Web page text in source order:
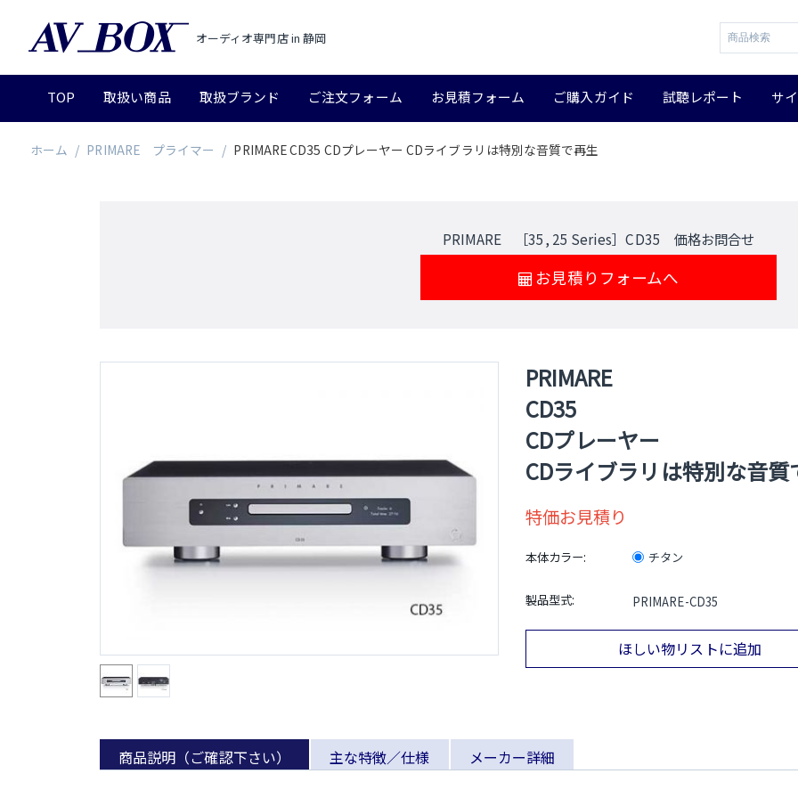
オーディオ専門店 in 静岡
TOP 取扱い商品 取扱ブランド ご注文フォーム お見積フォーム ご購入ガイド 試聴レポート サ
ホーム / PRIMARE プライマー / PRIMARE CD35 CDプレーヤー CDライブラリは特別な音質で再生
PRIMARE ［35, 25 Series］CD35 価格お問合せ
お見積りフォームへ
PRIMARE
CD35
CDプレーヤー
CDライブラリは特別な音質
特価お見積り
本体カラー: チタン
製品型式: PRIMARE-CD35
ほしい物リストに追加
商品説明（ご確認下さい） 主な特徴／仕様 メーカー詳細